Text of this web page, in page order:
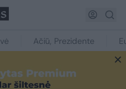
Ačiū, Prezidente